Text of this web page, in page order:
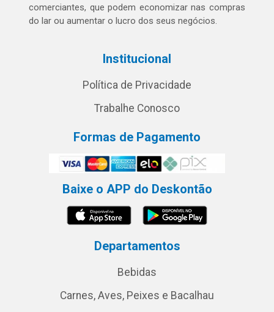
comerciantes, que podem economizar nas compras
do lar ou aumentar o lucro dos seus negócios.
Institucional
Política de Privacidade
Trabalhe Conosco
Formas de Pagamento
Baixe o APP do Deskontão
Departamentos
Bebidas
Carnes, Aves, Peixes e Bacalhau